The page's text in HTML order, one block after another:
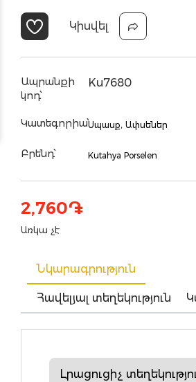
Կիսվել
Ապրանքի
կոդ՝
Ku7680
Կատեգորիա՝Սպասք, Ափսեներ
Բրենդ՝ Kutahya Porselen
2,760֏
Առկա չէ
Նկարագրություն
Հավելյալ տեղեկություն
Լրացուցիչ